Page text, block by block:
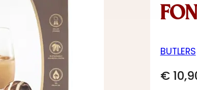
BUTLERS
€